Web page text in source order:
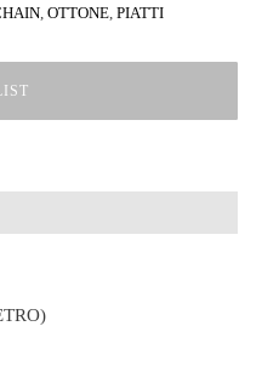
, OTTONE, PIATTI